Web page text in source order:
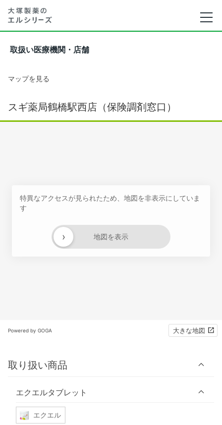
取扱い医療機関・店舗
マップを見る
スギ薬局鶴橋駅西店（保険調剤窓口）
特異なアクセスが見られたため、地図を非表示にしていま
す
地図を表示
›
Powered by GOGA 大きな地図
取り扱い商品
エクエルタブレット
エクエル